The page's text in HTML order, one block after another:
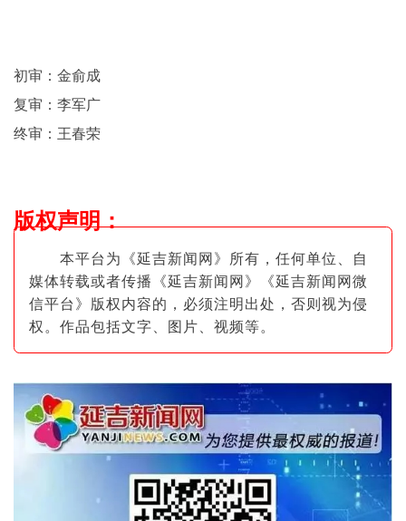
初审：金俞成
复审：李军广
终审：王春荣
版权声明：
本平台为《延吉新闻网》所有，任何单位、自
媒体转载或者传播《延吉新闻网》《延吉新闻网微
信平台》版权内容的，必须注明出处，否则视为侵
权。作品包括文字、图片 、视频等。